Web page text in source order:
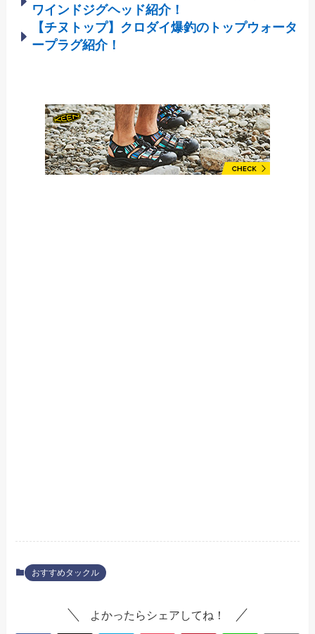
ワインドジグヘッド紹介！
【チヌトップ】クロダイ爆釣のトップウォータ
ープラグ紹介！
おすすめタックル
よかったらシェアしてね！